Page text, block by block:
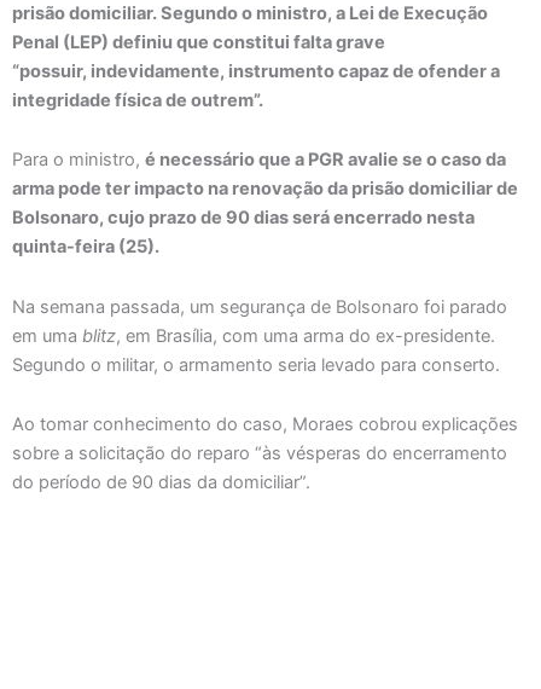
prisão domiciliar. Segundo o ministro, a Lei de Execução
Penal (LEP) definiu que constitui falta grave
“possuir, indevidamente, instrumento capaz de ofender a
integridade física de outrem”.
Para o ministro, é necessário que a PGR avalie se o caso da
arma pode ter impacto na renovação da prisão domiciliar de
Bolsonaro, cujo prazo de 90 dias será encerrado nesta
quinta-feira (25).
Na semana passada, um segurança de Bolsonaro foi parado
em uma blitz, em Brasília, com uma arma do ex-presidente.
Segundo o militar, o armamento seria levado para conserto.
Ao tomar conhecimento do caso, Moraes cobrou explicações
sobre a solicitação do reparo “às vésperas do encerramento
do período de 90 dias da domiciliar”.